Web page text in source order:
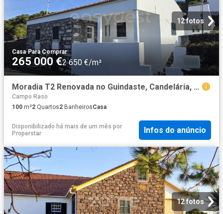
12 fotos
Casa·Para Comprar
265 000 €2 650 €/m²
Moradia T2 Renovada no Guindaste, Candelária, Madalena Pico
Campo Raso
100 m²2 Quartos2 BanheirosCasa
Disponibilizado há mais de um mês por
Properstar
Infos do anúncio
12 fotos